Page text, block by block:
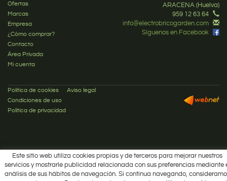
Ofertas
Marcas
Empresa
¿Cómo comprar?
Contacto
Área Privada
Mi cuenta
ARACENA (Huelva)
959 12 63 64
info@electrobricogarden.com
Síguenos en Facebook
Política de cookies
Aviso legal
Condiciones de uso
Política de privacidad
Este sitio web utiliza cookies propias y de terceros para mejorar nuestros
servicios y mostrarle publicidad relacionada con sus preferencias mediante
análisis de sus hábitos de navegación. Si continua navegando,